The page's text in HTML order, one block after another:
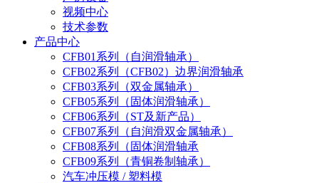
视频中心
技术参数
产品中心
CFB01系列（自润滑轴承）
CFB02系列（CFB02）边界润滑轴承
CFB03系列（双金属轴承）
CFB05系列（固体润滑轴承）
CFB06系列（ST及新产品）
CFB07系列（自润滑双金属轴承）
CFB08系列（固体润滑轴承
CFB09系列（青铜卷制轴承）
汽车冲压模 / 塑料模